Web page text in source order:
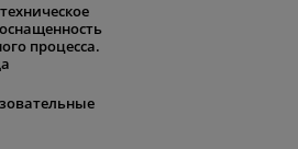
процесса.